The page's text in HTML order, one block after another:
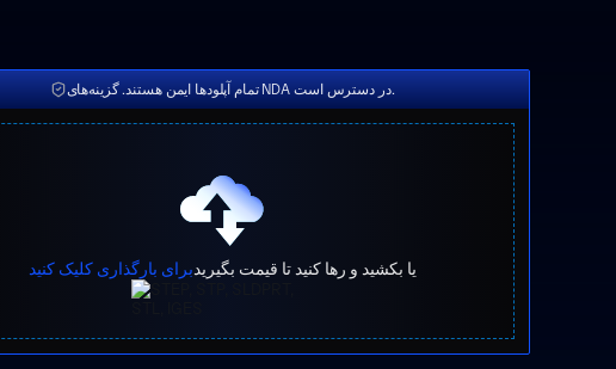
تمام آپلودها ایمن هستند. گزینه‌های NDA در دسترس است.
برای بارگذاری کلیک کنیدیا بکشید و رها کنید تا قیمت بگیرید